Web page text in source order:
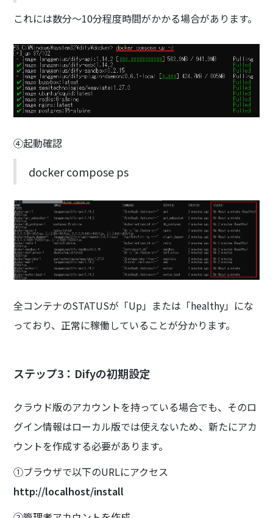
これには数分〜10分程度時間がかかる場合があります。
④起動確認
docker compose ps
全コンテナのSTATUSが「Up」または「healthy」にな
っており、正常に稼働していることが分かります。
ステップ3：Difyの初期設定
クラウド版のアカウントを持っている場合でも、そのロ
グイン情報はローカル版では使えないため、新たにアカ
ウントを作成する必要があります。
①ブラウザで以下のURLにアクセス
http://localhost/install